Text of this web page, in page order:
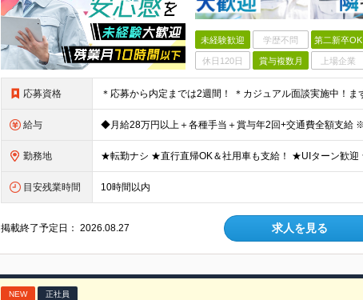
未経験歓迎 学歴不問 第二新卒OK
休日120日 賞与複数月 上場企業
応募資格
給与
勤務地
目安残業時間 10時間以内
掲載終了予定日：2026.08.27 求人を見る
NEW 正社員